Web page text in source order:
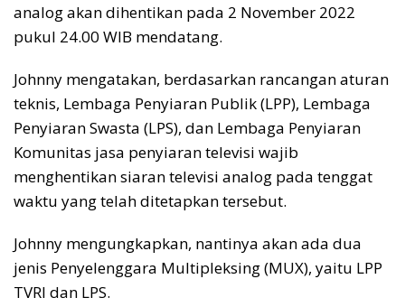
analog akan dihentikan pada 2 November 2022
pukul 24.00 WIB mendatang.
Johnny mengatakan, berdasarkan rancangan aturan
teknis, Lembaga Penyiaran Publik (LPP), Lembaga
Penyiaran Swasta (LPS), dan Lembaga Penyiaran
Komunitas jasa penyiaran televisi wajib
menghentikan siaran televisi analog pada tenggat
waktu yang telah ditetapkan tersebut.
Johnny mengungkapkan, nantinya akan ada dua
jenis Penyelenggara Multipleksing (MUX), yaitu LPP
TVRI dan LPS.